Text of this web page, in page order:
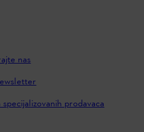
nas
prodavaca